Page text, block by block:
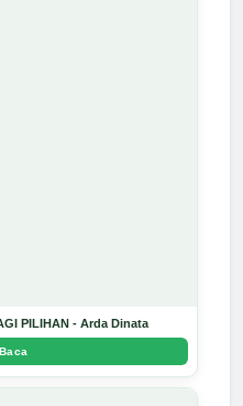
PILIHAN - Arda Dinata